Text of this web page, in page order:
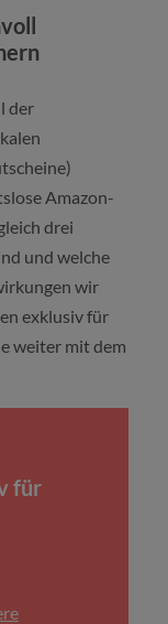
der
Amazon-
drei
und welche
wir
exklusiv für
weiter mit dem
für